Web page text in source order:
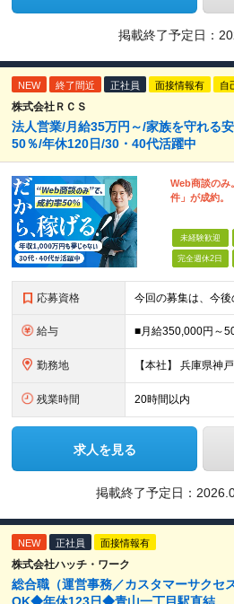
掲載終了予定日：
NEW 終了間近 正社員 面接情報有 自
株式会社ＲＣＳ
法人営業/月給35万円～/家族を守れる
50％/年休120日/30・40代活躍中
Web商談のみ
件」が成約。
未経験歓迎
完全週休2日
応募資格
給与
勤務地
残業時間 20時間以内
求人を見る
掲載終了予定日：
NEW 正社員 面接情報有
株式会社ハッチ・ワーク
総合職（運営事務／カスタマーサクセ